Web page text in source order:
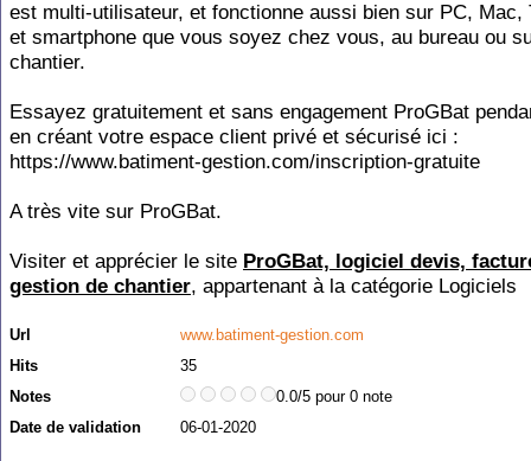
est multi-utilisateur, et fonctionne aussi bien sur PC, Mac,
et smartphone que vous soyez chez vous, au bureau ou
chantier.
Essayez gratuitement et sans engagement ProGBat
en créant votre espace client privé et sécurisé ici :
https://www.batiment-gestion.com/inscription-gratuite
A très vite sur ProGBat.
Visiter et apprécier le site ProGBat, logiciel devis,
gestion de chantier, appartenant à la catégorie Logiciels
Url
www.batiment-gestion.com
Hits
35
Notes
0.0/5 pour 0 note
Date de validation
06-01-2020